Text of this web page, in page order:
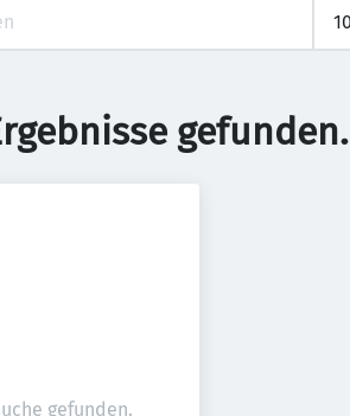
gefunden.
gefunden.